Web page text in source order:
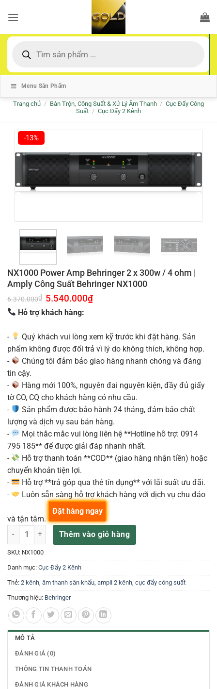
qua
dung
kiếm
Menu Sản Phẩm
Trang chủ / Bàn Trộn, Công Suất & Xử Lý Âm Thanh / Cục Đẩy Công
Suất / Cục Đẩy 2 Kênh
-13%
NX1000 Power Amp Behringer 2 x 300w / 4 ohm |
Amply Công Suất Behringer NX1000
6.370.000₫ Giá
gốc
là:
6.370.000₫.
5.540.000₫Giá
Hỗ trợ khách hàng:
-
Quý khách vui lòng xem kỹ trước khi đặt hàng. Sản
phẩm không được đổi trả vì lý do không thích, không hợp.
-
Chúng tôi đảm bảo giao hàng nhanh chóng và đáng
tin cậy.
-
Hàng mới 100%, nguyên đai nguyên kiện, đầy đủ giấy
tờ CO, CQ cho khách hàng có nhu cầu.
-
Sản phẩm được bảo hành 24 tháng, đảm bảo chất
lượng và dịch vụ sau bán hàng.
-
Mọi thắc mắc vui lòng liên hệ **Hotline hỗ trợ: 0914
795 185** để được giải đáp nhanh nhất.
-
Hỗ trợ thanh toán **COD** (giao hàng nhận tiền) hoặc
chuyển khoản tiện lợi.
-
Hỗ trợ **trả góp qua thẻ tín dụng** với lãi suất ưu đãi.
-
Luôn sẵn sàng hỗ trợ khách hàng với dịch vụ chu đáo
và tận tâm.
NX1000 Power Amp Behringer 2 x 300w / 4 ohm | Amply Công Suất
Thêm vào giỏ hàng
Đặt hàng ngay
SKU: NX1000
Danh mục: Cục Đẩy 2 Kênh
Thẻ: 2 kênh âm thanh sân khấu ampli 2 kênh cục đẩy công suất
Thương hiệu: Behringer
MÔ TẢ
ĐÁNH GIÁ (0)
THÔNG TIN THANH TOÁN
ĐÁNH GIÁ KHÁCH HÀNG